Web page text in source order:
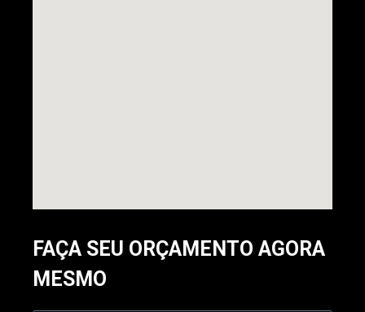
FAÇA SEU ORÇAMENTO AGORA
MESMO